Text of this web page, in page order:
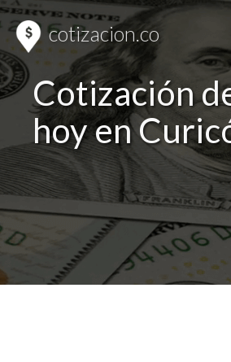
cotizacion.co
Cotización
hoy en